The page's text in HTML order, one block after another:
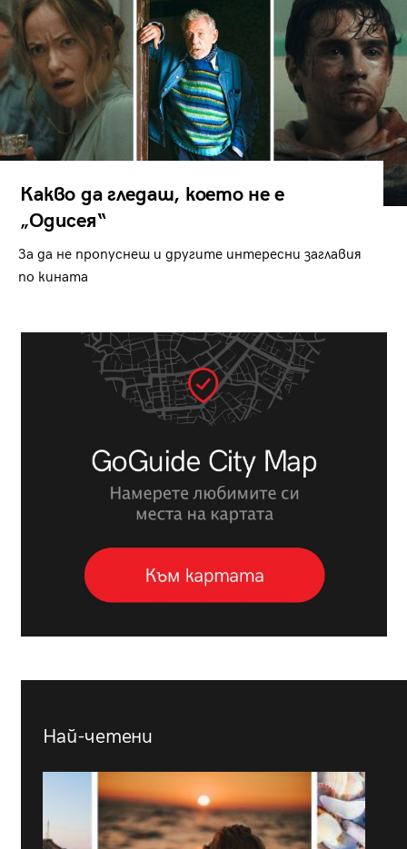
Какво да гледаш, което не е
„Одисея“
За да не пропуснеш и другите интересни заглавия
по кината
Най-четени